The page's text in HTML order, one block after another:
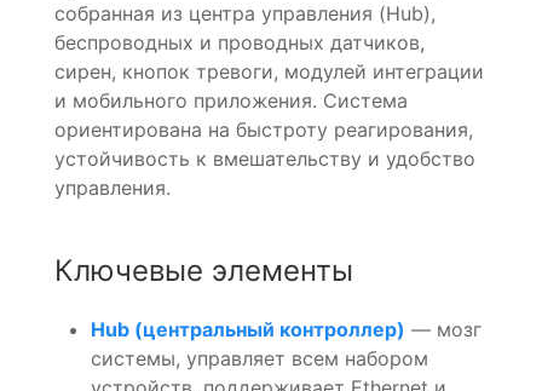
собранная из центра управления (Hub),
беспроводных и проводных датчиков,
сирен, кнопок тревоги, модулей интеграции
и мобильного приложения. Система
ориентирована на быстроту реагирования,
устойчивость к вмешательству и удобство
управления.
Ключевые элементы
Hub (центральный контроллер) — мозг
системы, управляет всем набором